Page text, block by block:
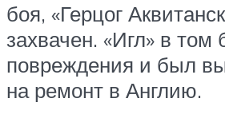
боя, «Герцог
захвачен. «Игл» в
повреждения и был
на ремонт в Англию.